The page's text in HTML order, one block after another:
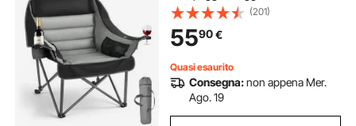
Pieghevole Carico max. 204 kg,
Portabicchieri, Escursionismo
Attività all'Aperto, Borsa Trasporto
(201)
5590€
Quasi esaurito
Consegna:non appena Mer.
Ago. 19